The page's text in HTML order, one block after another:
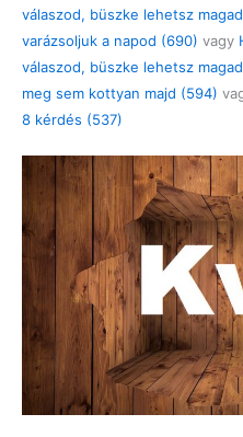
válaszod, büszke lehetsz
varázsoljuk a napod (690) vagy
válaszod, büszke lehetsz
meg sem kottyan majd (594)
8 kérdés (537)